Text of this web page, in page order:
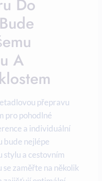
Do
A
přepravu
pro pohodlné
a individuální
bude nejlépe
stylu a cestovním
zaměřte na několik